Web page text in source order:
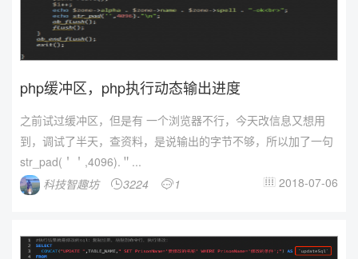
php缓冲区，php执行动态输出进度
之前试过缓冲区，但是有 一个浏览器不行，今天改信息又想用
到，调试了半天，查资料，是说输出的字节不够，所以加了一句
str_pad(＇＇,4096).＂...
科技智趣坊
3224 1  2018-07-06